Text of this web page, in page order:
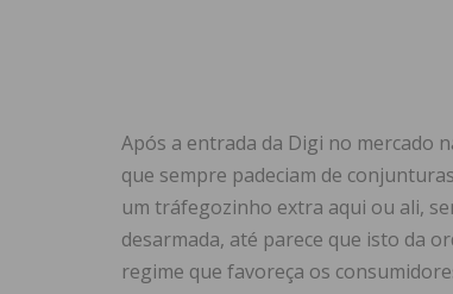
Após a entrada da Digi no mercado
que sempre padeciam de
um tráfegozinho extra aqui ou ali,
desarmada, até parece que isto da
regime que favoreça os